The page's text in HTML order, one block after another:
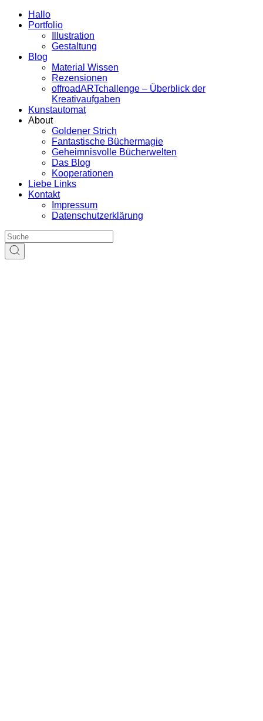
Hallo
Portfolio
Illustration
Gestaltung
Blog
Material Wissen
Rezensionen
offroadARTchallenge – Überblick der
Kreativaufgaben
Kunstautomat
About
Goldener Strich
Fantastische Büchermagie
Geheimnisvolle Bücherwelten
Das Blog
Kooperationen
Liebe Links
Kontakt
Impressum
Datenschutzerklärung